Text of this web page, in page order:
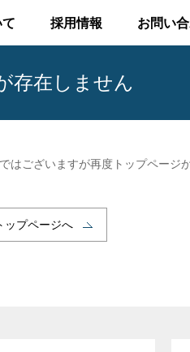
採用情報 お問い
存在しません
はございますが再度トップページ
ップページへ